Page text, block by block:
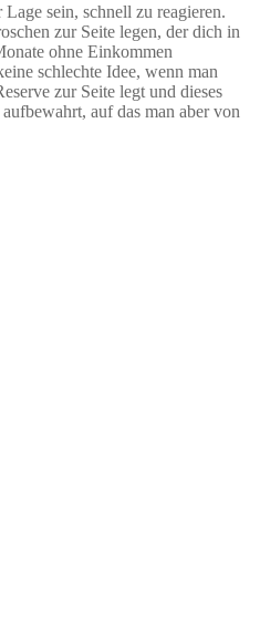
sein, schnell zu reagieren.
zur Seite legen, der dich in
ohne Einkommen
schlechte Idee, wenn man
zur Seite legt und dieses
auf das man aber von